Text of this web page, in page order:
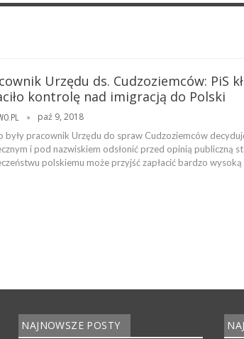
Urzędu ds. Cudzoziemców: PiS
kontrolę nad imigracją do Polski
paź 9, 2018
były pracownik Urzędu do spraw Cudzoziemców
i pod nazwiskiem odsłonić przed opinią publiczną
polskiemu może przyjść zapłacić bardzo
NAJNOWSZE POSTY